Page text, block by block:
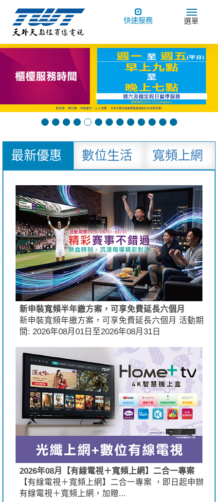
Toggle
navigation
快速服務
Toggle
選單
最新優惠 數位生活 寬頻上網
新申裝寬頻半年繳方案，可享免費延長六個月
新申裝寬頻年繳方案，可享免費延長六個月 活動期
間: 2026年08月01日至2026年08月31日
2026年08月【有線電視＋寬頻上網】二合一專案
【有線電視＋寬頻上網】二合一專案 ，即日起申辦
有線電視＋寬頻上網，加贈...